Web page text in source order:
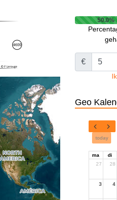
50.0%
€
Geo
today
ma di
27
28
3 4